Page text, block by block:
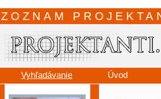
ZOZNAM
Vyhľadávanie Úvod